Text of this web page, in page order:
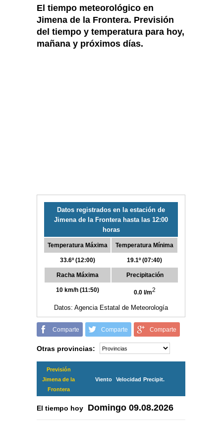
El tiempo meteorológico en
Jimena de la Frontera. Previsión
del tiempo y temperatura para hoy,
mañana y próximos días.
Datos registrados en la estación de
Jimena de la Frontera hasta las 12:00
horas
Temperatura Máxima
33.6º (12:00)
Temperatura Mínima
19.1º (07:40)
Racha Máxima
10 km/h (11:50)
Precipitación
0.0 l/m2
Datos: Agencia Estatal de Meteorología
Comparte Comparte Comparte
Otras provincias:
Previsión
Jimena de la
Frontera
Viento Velocidad Precipit.
El tiempo hoy Domingo 09.08.2026